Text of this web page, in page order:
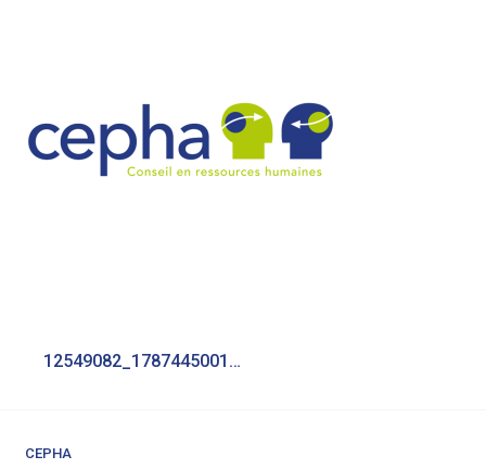
Navigation
12549082_1787445001482828_517501795286682056_n
CEPHA